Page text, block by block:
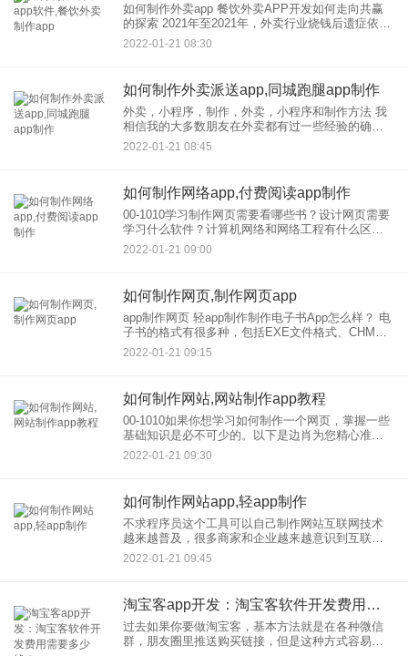
如何制作外卖app 餐饮外卖APP开发如何走向共赢
的探索 2021年至2021年，外卖行业烧钱后遗症依然
明显，2021年以来仍处于不温不火的发展状态。去
库存化再次让房地产行业陷入狂欢。毕竟吃饭生活
2022-01-21 08:30
如何制作外卖派送app,同城跑腿app制作
外卖，小程序，制作，外卖，小程序和制作方法 我
相信我的大多数朋友在外卖都有过一些经验的确，
我们只需要打开外卖，的软件，在里面选择相关的
菜单，然后结算。外卖之所以如此受欢迎，是因为
2022-01-21 08:45
如何制作网络app,付费阅读app制作
00-1010学习制作网页需要看哪些书？设计网页需要
学习什么软件？计算机网络和网络工程有什么区
别？我们一起来看看吧！ 学习网页需要看哪些书？
首先可以告诉想学做网页的朋友。关于网站建设，
2022-01-21 09:00
如何制作网页,制作网页app
app制作网页 轻app制作制作电子书App怎么样？ 电
子书的格式有很多种，包括EXE文件格式、CHM文
件格式、HLP文件格式、PDF文件格式、LIT文件格
式、WDL文件格式等等。其中有些格式只能
2022-01-21 09:15
如何制作网站,网站制作app教程
00-1010如果你想学习如何制作一个网页，掌握一些
基础知识是必不可少的。以下是边肖为您精心准备
的制作，网站的基本知识。希望对你有帮助！这是
2022-01-21 09:30
如何制作网站app,轻app制作
不求程序员这个工具可以自己制作网站互联网技术
越来越普及，很多商家和企业越来越意识到互联网
带来的便利，所以制作网站成为他们从传统营销走
向互联网营销的重要一步。然后，在网站制作，我
2022-01-21 09:45
淘宝客app开发：淘宝客软件开发费用需要多少钱？
过去如果你要做淘宝客，基本方法就是在各种微信
群，朋友圈里推送购买链接，但是这种方式容易被